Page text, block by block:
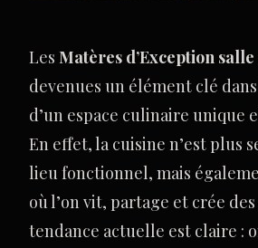
Les Matères d’Exception
devenues un élément clé
d’un espace culinaire unique
En effet, la cuisine n’est plus
lieu fonctionnel, mais
où l’on vit, partage et crée
tendance actuelle est claire :